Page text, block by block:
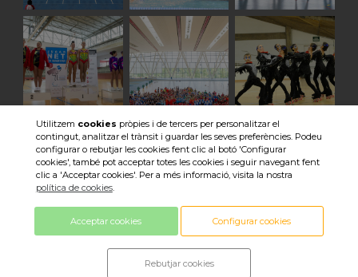
Veure totes les imatges
© 2018 Consell Esportiu Sabadell ·
Política de cookies ·
Utilitzem cookies pròpies i de tercers per personalitzar el
contingut, analitzar el trànsit i guardar les seves preferències. Podeu
configurar o rebutjar les cookies fent clic al botó 'Configurar
cookies', també pot acceptar totes les cookies i seguir navegant fent
clic a 'Acceptar cookies'. Per a més informació, visita la nostra
política de cookies.
Acceptar cookies Configurar cookies
Rebutjar cookies